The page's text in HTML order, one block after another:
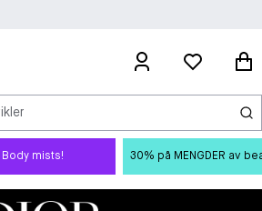
mists! 30% på MENGDER av